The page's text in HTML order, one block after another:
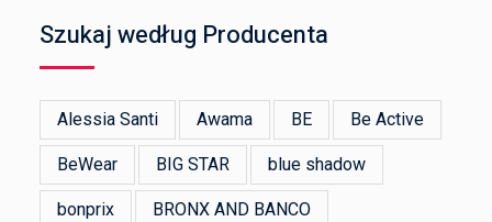
Szukaj według Producenta
Alessia Santi Awama BE Be Active
BeWear BIG STAR blue shadow
bonprix BRONX AND BANCO